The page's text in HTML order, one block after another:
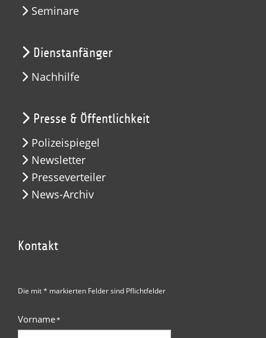
Seminare
Dienstanfänger
Nachhilfe
Presse & Öffentlichkeit
Polizeispiegel
Newsletter
Presseverteiler
News-Archiv
Kontakt
Die mit * markierten Felder sind Pflichtfelder
Vorname*